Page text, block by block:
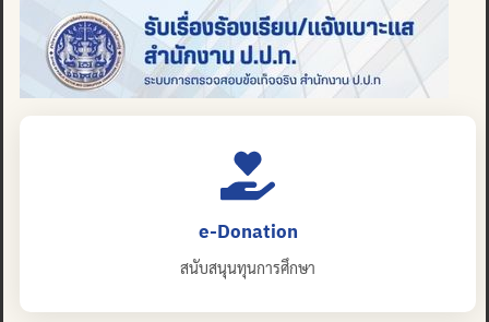
e-Donation
สนับสนุนทุนการศึกษา